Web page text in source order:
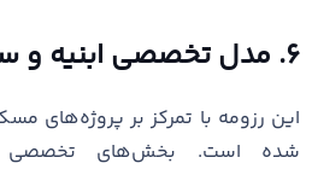
۶. مدل تخصصی ابنیه و ساختمان
این رزومه با تمرکز بر پروژه‌های
شده است. بخش‌های تخصصی